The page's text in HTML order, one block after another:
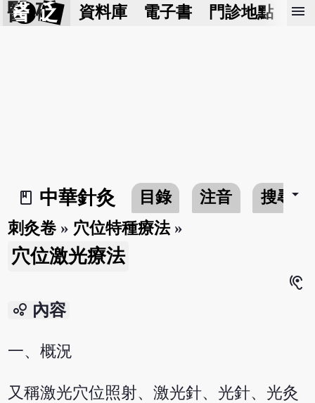
醫 砭 資料庫 電子書 門診地點 預
menu
book_2
中華針灸 目錄 注音 搜尋arrow_drop_down
刺灸卷 » 穴位特種療法»
穴位激光療法
hearing
bubble_chart 內容
一、概況
又稱激光穴位照射、激光針、光針、光灸